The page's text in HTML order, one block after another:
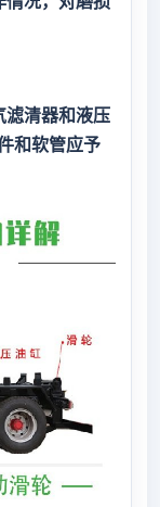
滤清器和液压
和软管应予